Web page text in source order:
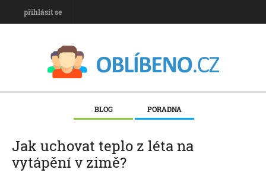
přihlásit se
BLOG PORADNA
Jak uchovat teplo z léta na
vytápění v zimě?